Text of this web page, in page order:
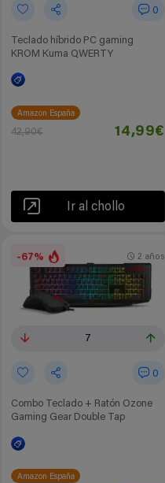
0
Teclado híbrido PC gaming
KROM Kuma QWERTY
Amazon España
42,90€ 14,99€
Ir al chollo
-67%
7
0
Combo Teclado + Ratón Ozone
Gaming Gear Double Tap
2 años
Amazon España